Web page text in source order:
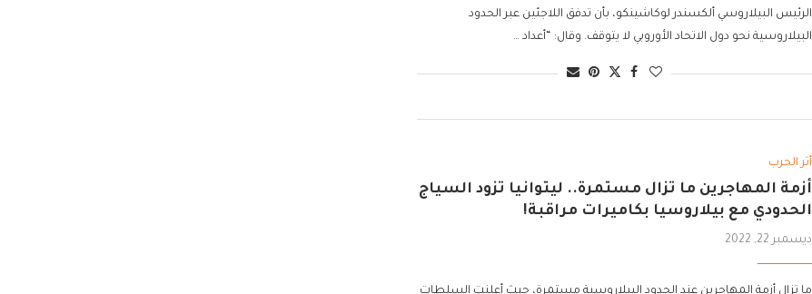
الرئيس البيلاروسي ألكسندر لوكاشينكو، بأن تدفق اللاجئين عبر الحدود
البيلاروسية نحو دول الاتحاد الأوروبي لا يتوقف. وقال: “أعداد …
أثر الحرب
أزمة المهاجرين ما تزال مستمرة.. ليتوانيا تزود السياج
الحدودي مع بيلاروسيا بكاميرات مراقبة!
ديسمبر 22, 2022